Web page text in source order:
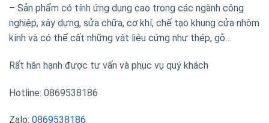
– Sản phẩm có tính ứng dụng cao trong các ngành công
nghiệp, xây dựng, sửa chữa, cơ khí, chế tạo khung cửa nhôm
kính và có thể cất những vật liệu cứng như thép, gỗ…
Rất hân hạnh được tư vấn và phục vụ quý khách
Hotline: 0869538186
Zalo: 0869538186